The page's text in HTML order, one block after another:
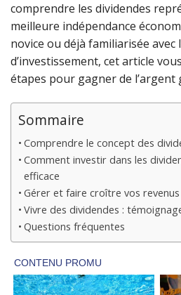
comprendre les dividendes
meilleure indépendance
novice ou déjà familiarisée avec
d’investissement, cet article
étapes pour gagner de l’argent
Sommaire
Comprendre le concept des
Comment investir dans les
efficace
Gérer et faire croître vos
Vivre des dividendes :
Questions fréquentes